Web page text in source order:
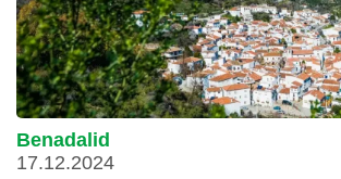
Benadalid
17.12.2024